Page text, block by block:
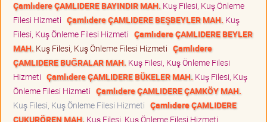
Çamlıdere ÇAMLIDERE BAYINDIR MAH. Kuş Filesi, Kuş Önleme
Filesi Hizmeti Çamlıdere ÇAMLIDERE BEŞBEYLER MAH. Kuş
Filesi, Kuş Önleme Filesi Hizmeti Çamlıdere ÇAMLIDERE BEYLER
MAH. Kuş Filesi, Kuş Önleme Filesi Hizmeti Çamlıdere
ÇAMLIDERE BUĞRALAR MAH. Kuş Filesi, Kuş Önleme Filesi
Hizmeti Çamlıdere ÇAMLIDERE BÜKELER MAH. Kuş Filesi, Kuş
Önleme Filesi Hizmeti Çamlıdere ÇAMLIDERE ÇAMKÖY MAH.
Kuş Filesi, Kuş Önleme Filesi Hizmeti Çamlıdere ÇAMLIDERE
ÇUKURÖREN MAH. Kuş Filesi, Kuş Önleme Filesi Hizmeti